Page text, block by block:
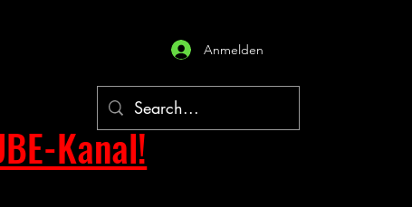
Kanal!
Anmelden